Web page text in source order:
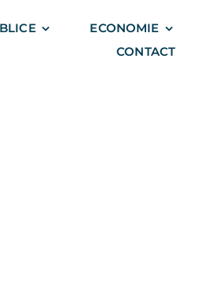
ECONOMIE
CONTACT